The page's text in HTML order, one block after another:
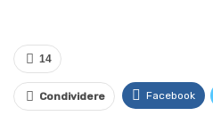
14
Condividere Facebook